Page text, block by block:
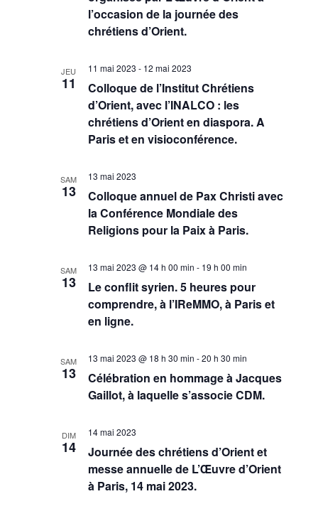
l’occasion de la journée des
chrétiens d’Orient.
JEU
11
Colloque de l’Institut Chrétiens
d’Orient, avec l’INALCO : les
chrétiens d’Orient en diaspora. A
Paris et en visioconférence.
11 mai 2023 - 12 mai 2023
SAM
13
Colloque annuel de Pax Christi avec
la Conférence Mondiale des
Religions pour la Paix à Paris.
13 mai 2023
SAM
13
Le conflit syrien. 5 heures pour
comprendre, à l’IReMMO, à Paris et
en ligne.
13 mai 2023 @ 14 h 00 min - 19 h 00 min
SAM
13
Célébration en hommage à Jacques
Gaillot, à laquelle s’associe CDM.
13 mai 2023 @ 18 h 30 min -20 h 30 min
DIM
14
Journée des chrétiens d’Orient et
messe annuelle de L’Œuvre d’Orient
à Paris, 14 mai 2023.
14 mai 2023